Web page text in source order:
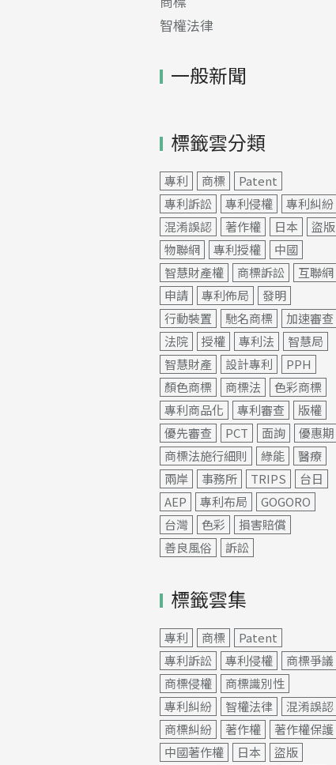
智權法律
一般新聞
標籤雲分類
專利 商標
Patent
專利訴訟
專利侵權
專利糾紛
混淆誤認
著作權 日本
盜版
物聯網
專利授權
中國
智慧財產權
商標訴訟
互聯網
申請
專利佈局
發明
行動裝置
馳名商標
加速審查
法院
授權 專利法
智慧局
智慧財產
設計專利
PPH
顏色商標
商標法
色彩商標
專利商品化
專利審查
版權
優先審查
PCT 面詢
優惠期
商標法施行細則
綠能
醫療
兩岸
事務所 TRIPS
台日
AEP
專利布局
GOGORO
台灣
色彩
損害賠償
善良風俗
訴訟
標籤雲集
專利 商標
Patent
專利訴訟
專利侵權
商標爭議
商標侵權
商標識別性
專利糾紛
智權法律
混淆誤認
商標糾紛
著作權
著作權保護
中國著作權
日本
盜版